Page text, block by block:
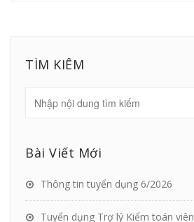
TÌM KIẾM
Bài Viết Mới
Thông tin tuyển dụng 6/2026
Tuyển dụng Trợ lý Kiểm toán viên